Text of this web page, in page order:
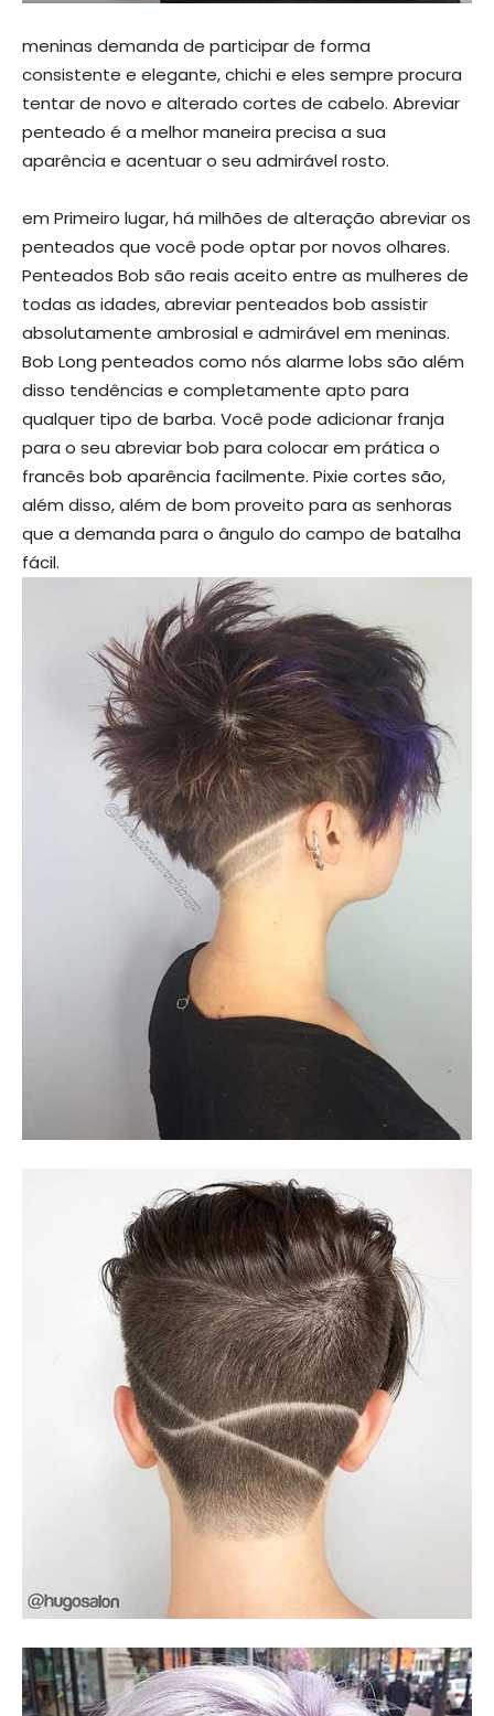
meninas demanda de participar de forma
consistente e elegante, chichi e eles sempre procura
tentar de novo e alterado cortes de cabelo. Abreviar
penteado é a melhor maneira precisa a sua
aparência e acentuar o seu admirável rosto.
em Primeiro lugar, há milhões de alteração abreviar os
penteados que você pode optar por novos olhares.
Penteados Bob são reais aceito entre as mulheres de
todas as idades, abreviar penteados bob assistir
absolutamente ambrosial e admirável em meninas.
Bob Long penteados como nós alarme lobs são além
disso tendências e completamente apto para
qualquer tipo de barba. Você pode adicionar franja
para o seu abreviar bob para colocar em prática o
francês bob aparência facilmente. Pixie cortes são,
além disso, além de bom proveito para as senhoras
que a demanda para o ângulo do campo de batalha
fácil.